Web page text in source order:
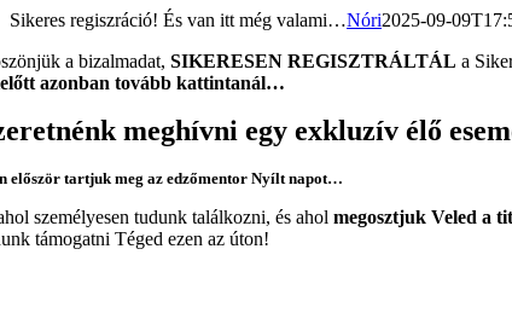
Kihagyás
Sikeres regiszráció! És van itt még valami…Nóri2025-09-
a bizalmadat,SIKERESEN REGISZTRÁLTÁL a
azonban tovább kattintanál…
meghívni egy exkluzív élő
először tartjuk meg az edzőmentor Nyílt napot…
személyesen tudunk találkozni, és aholmegosztjuk Veled a
támogatni Téged ezen az úton!